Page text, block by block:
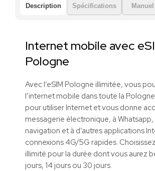
Description Spécifications Manuel
Internet mobile avec
Pologne
Avec l’eSIM Pologne illimitée, vous
l’internet mobile dans toute la
pour utiliser Internet et vous donne
messagerie électronique, à Whatsapp,
navigation et à d’autres applications
connexions 4G/5G rapides.
illimité pour la durée dont vous aurez
jours, 14 jours ou 30 jours.